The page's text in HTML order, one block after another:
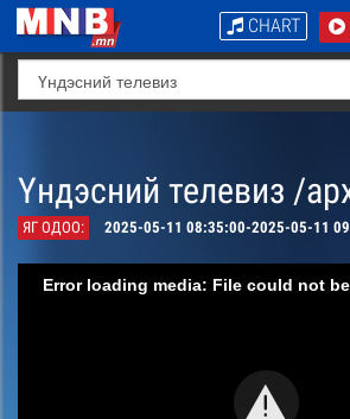
CHART
Үндэсний телевиз /
ЯГ ОДОО: 2025-05-11 08:35:00-2025-05-11
Error loading media: File could not